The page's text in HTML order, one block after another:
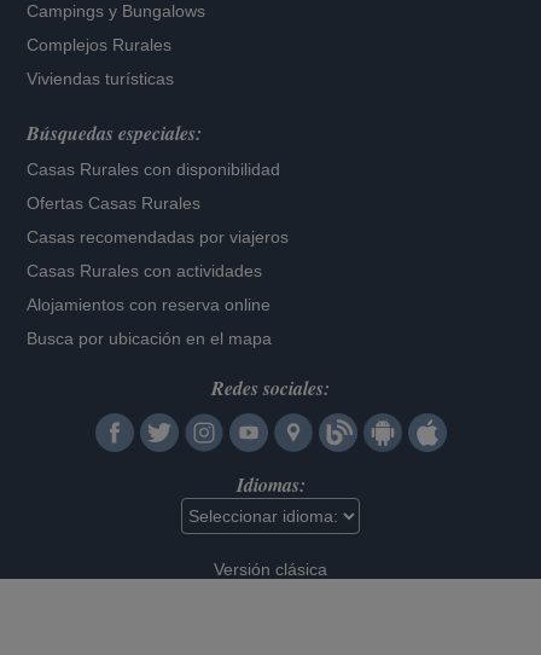
Campings y Bungalows
Complejos Rurales
Viviendas turísticas
Búsquedas especiales:
Casas Rurales con disponibilidad
Ofertas Casas Rurales
Casas recomendadas por viajeros
Casas Rurales con actividades
Alojamientos con reserva online
Busca por ubicación en el mapa
Redes sociales:
Idiomas:
Versión clásica